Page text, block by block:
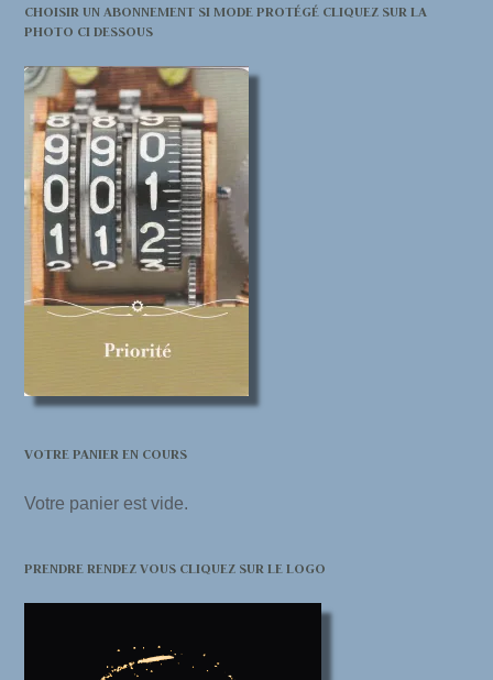
CHOISIR UN ABONNEMENT SI MODE PROTÉGÉ CLIQUEZ SUR LA
PHOTO CI DESSOUS
VOTRE PANIER EN COURS
Votre panier est vide.
PRENDRE RENDEZ VOUS CLIQUEZ SUR LE LOGO